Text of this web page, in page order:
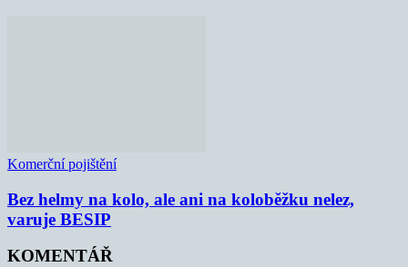
Komerční pojištění
Bez helmy na kolo, ale ani na koloběžku nelez,
varuje BESIP
KOMENTÁŘ